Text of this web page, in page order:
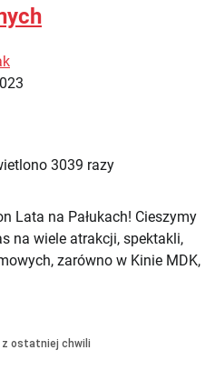
3039 razy
Lata na Pałukach! Cieszymy
na wiele atrakcji, spektakli,
zarówno w Kinie MDK,